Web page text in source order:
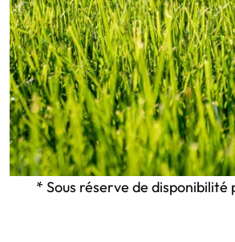
* Sous réserve de